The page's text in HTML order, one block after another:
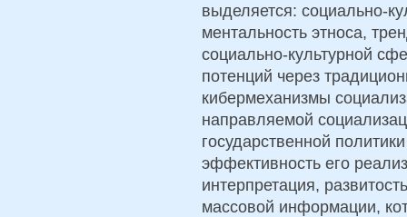
выделяется: социально-
ментальность этноса,
социально-культурной
потенций через
кибермеханизмы
направляемой
государственной
эффективность его
интерпретация,
массовой информации,